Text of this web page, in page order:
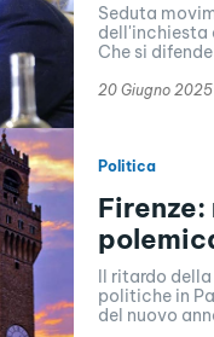
Seduta
dell'inchiesta
Che si
20 Giugno 2025
Politica
Il ritardo
politiche in
del nuovo